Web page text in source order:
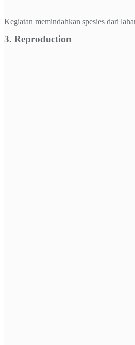
Kegiatan memindahkan spesies dari
3. Reproduction